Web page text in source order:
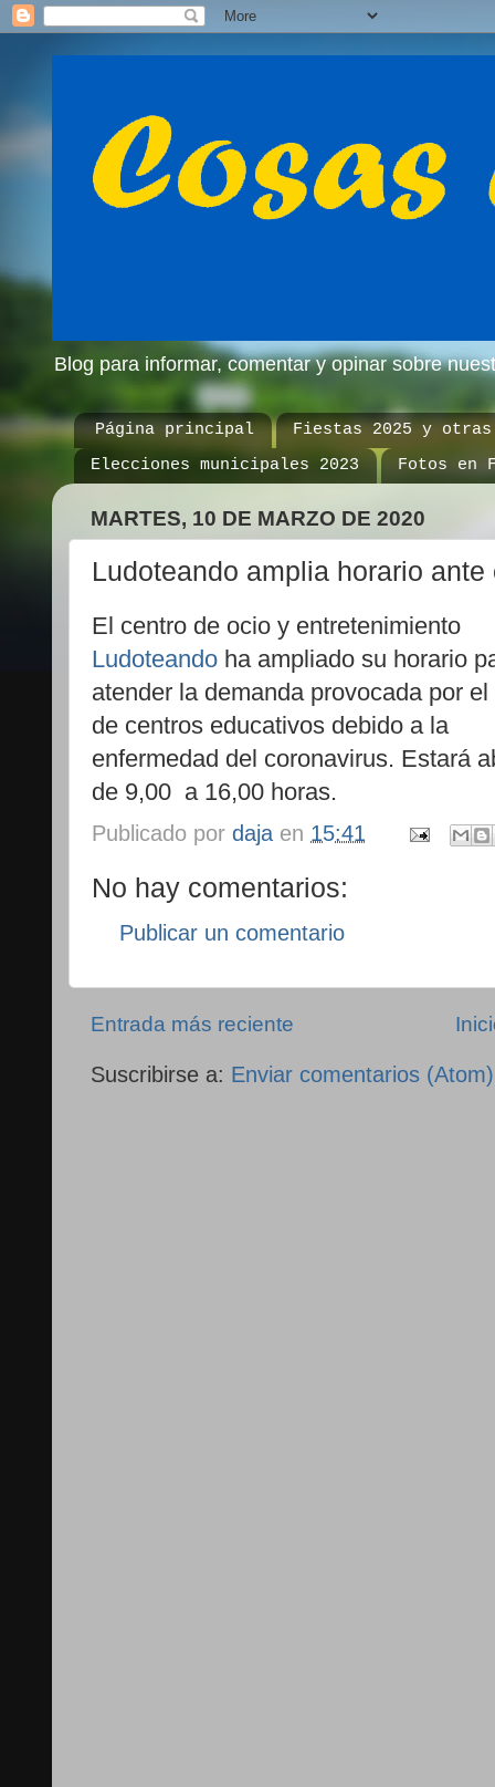
Blog para informar, comentar y opinar sobre
Página principal
Fiestas 2025 y otras
Elecciones municipales 2023
Fotos en
MARTES, 10 DE MARZO DE 2020
Ludoteando amplia horario
El centro de ocio y entretenimiento
Ludoteando ha ampliado su horario
atender la demanda provocada por el
de centros educativos debido a la
enfermedad del coronavirus. Estará
de 9,00 a 16,00 horas.
Publicado por daja en 15:41
No hay comentarios:
Publicar un comentario
Entrada más reciente
Suscribirse a: Enviar comentarios (Atom)